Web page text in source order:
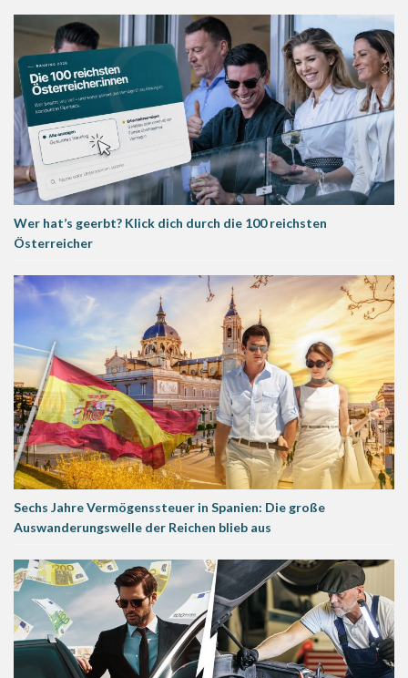
Wer hat’s geerbt? Klick dich durch die 100 reichsten
Österreicher
Sechs Jahre Vermögenssteuer in Spanien: Die große
Auswanderungswelle der Reichen blieb aus